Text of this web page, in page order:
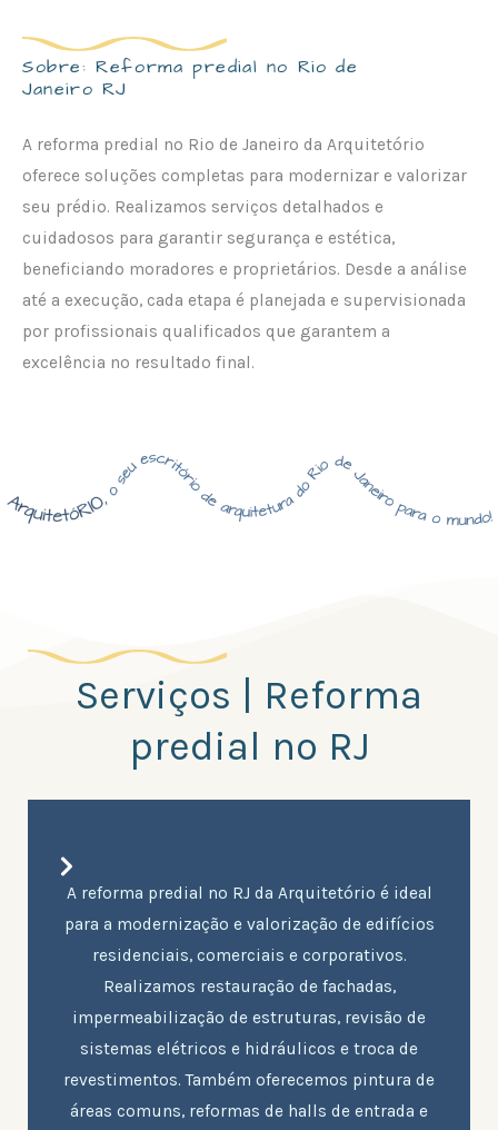
Sobre: Reforma predial no Rio de
Janeiro RJ
A reforma predial no Rio de Janeiro da Arquitetório
oferece soluções completas para modernizar e valorizar
seu prédio. Realizamos serviços detalhados e
cuidadosos para garantir segurança e estética,
beneficiando moradores e proprietários. Desde a análise
até a execução, cada etapa é planejada e supervisionada
por profissionais qualificados que garantem a
excelência no resultado final.
Serviços | Reforma
predial no RJ
A reforma predial no RJ da Arquitetório é ideal
para a modernização e valorização de edifícios
residenciais, comerciais e corporativos.
Realizamos restauração de fachadas,
impermeabilização de estruturas, revisão de
sistemas elétricos e hidráulicos e troca de
revestimentos. Também oferecemos pintura de
áreas comuns, reformas de halls de entrada e